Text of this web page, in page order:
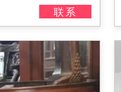
联系